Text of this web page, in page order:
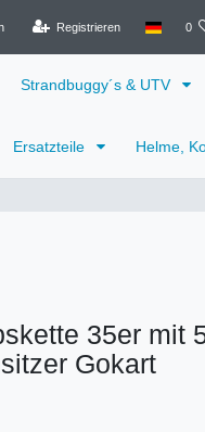
Registrieren 0
Strandbuggy´s & UTV
Ersatzteile Helme,
35er mit
Gokart